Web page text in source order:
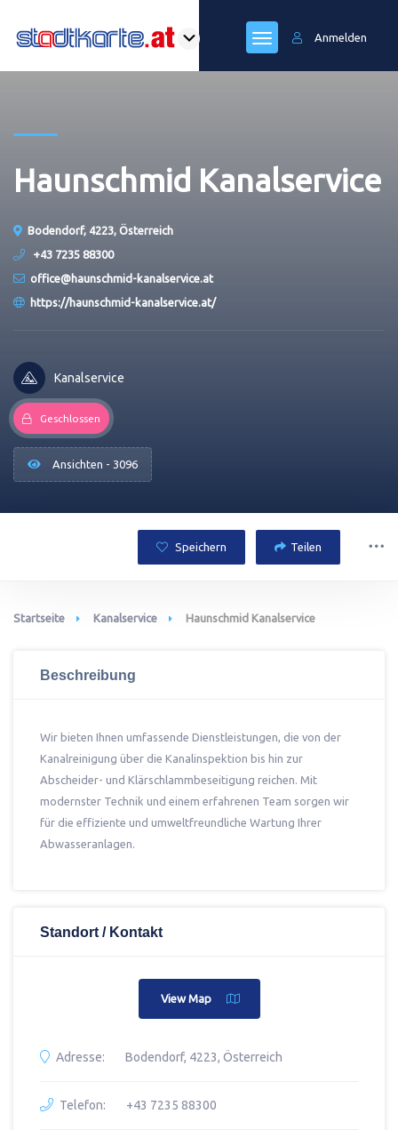
Anmelden
Haunschmid Kanalservice
Bodendorf, 4223, Österreich
+43 7235 88300
office@haunschmid-kanalservice.at
https://haunschmid-kanalservice.at/
Kanalservice
Geschlossen
Ansichten - 3096
Speichern Teilen
Startseite Kanalservice Haunschmid Kanalservice
Beschreibung
Wir bieten Ihnen umfassende Dienstleistungen, die von der
Kanalreinigung über die Kanalinspektion bis hin zur
Abscheider- und Klärschlammbeseitigung reichen. Mit
modernster Technik und einem erfahrenen Team sorgen wir
für die effiziente und umweltfreundliche Wartung Ihrer
Abwasseranlagen.
Standort / Kontakt
View Map
Adresse: Bodendorf, 4223, Österreich
Telefon: +43 7235 88300